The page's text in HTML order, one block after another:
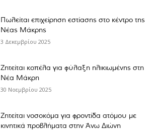
Πωλείται επιχείρηση εστίασης στο κέντρο της
Νέας Μάκρης
3 Δεκεμβρίου 2025
Ζητείται κοπέλα για φύλαξη ηλικιωμένης στη
Νέα Μάκρη
30 Νοεμβρίου 2025
Ζητείται νοσοκόμα για φροντίδα ατόμου με
κινητικά προβλήματα στην Άνω Διώνη